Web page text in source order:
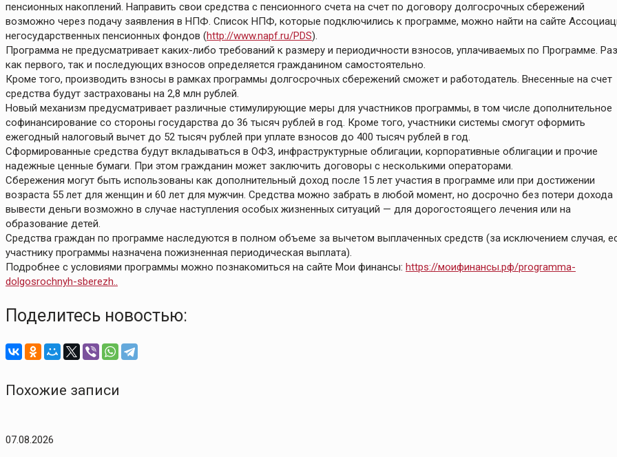
пенсионных накоплений. Направить свои средства с пенсионного счета на счет по договору долгосрочных сбережений
возможно через подачу заявления в НПФ. Список НПФ, которые подключились к программе, можно найти на сайте
негосударственных пенсионных фондов (http://www.napf.ru/PDS).
Программа не предусматривает каких-либо требований к размеру и периодичности взносов, уплачиваемых по Программе.
как первого, так и последующих взносов определяется гражданином самостоятельно.
Кроме того, производить взносы в рамках программы долгосрочных сбережений сможет и работодатель. Внесенные на счет
средства будут застрахованы на 2,8 млн рублей.
Новый механизм предусматривает различные стимулирующие меры для участников программы, в том числе дополнительное
софинансирование со стороны государства до 36 тысяч рублей в год. Кроме того, участники системы смогут оформить
ежегодный налоговый вычет до 52 тысяч рублей при уплате взносов до 400 тысяч рублей в год.
Сформированные средства будут вкладываться в ОФЗ, инфраструктурные облигации, корпоративные облигации и прочие
надежные ценные бумаги. При этом гражданин может заключить договоры с несколькими операторами.
Сбережения могут быть использованы как дополнительный доход после 15 лет участия в программе или при достижении
возраста 55 лет для женщин и 60 лет для мужчин. Средства можно забрать в любой момент, но досрочно без потери дохода
вывести деньги возможно в случае наступления особых жизненных ситуаций — для дорогостоящего лечения или на
образование детей.
Средства граждан по программе наследуются в полном объеме за вычетом выплаченных средств (за исключением случая,
участнику программы назначена пожизненная периодическая выплата).
Подробнее с условиями программы можно познакомиться на сайте Мои финансы: https://моифинансы.рф/programma-
dolgosrochnyh-sberezh..
Поделитесь новостью:
Похожие записи
07.08.2026